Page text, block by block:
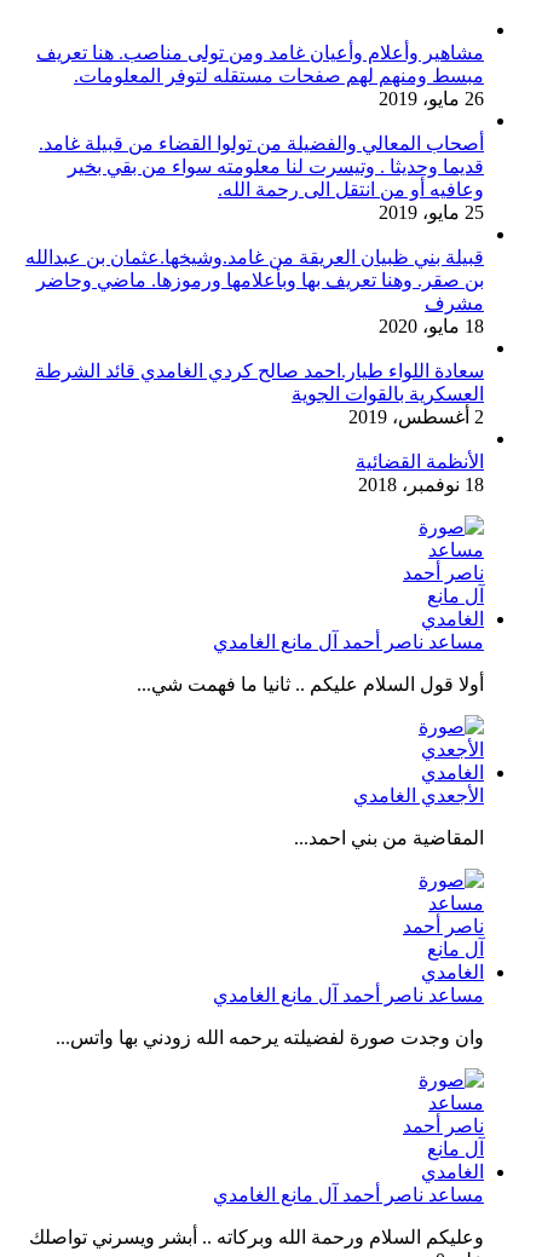
مشاهير وأعلام وأعيان غامد ومن تولى مناصب. هنا تعريف
مبسط ومنهم لهم صفحات مستقله لتوفر المعلومات.
26 مايو، 2019
أصحاب المعالي والفضيلة من تولوا القضاء من قبيلة غامد.
قديما وحديثا . وتيسرت لنا معلومته سواء من بقي بخير
وعافيه أو من انتقل الى رحمة الله.
25 مايو، 2019
قبيلة بني ظبيان العريقة من غامد.وشيخها.عثمان بن عبدالله
بن صقر. وهنا تعريف بها وبأعلامها ورموزها. ماضي وحاضر
مشرف
18 مايو، 2020
سعادة اللواء طيار.احمد صالح كردي الغامدي قائد الشرطة
العسكرية بالقوات الجوية
2 أغسطس، 2019
الأنظمة القضائية
18 نوفمبر، 2018
مساعد ناصر أحمد آل مانع الغامدي
أولا قول السلام عليكم .. ثانيا ما فهمت شي...
الأجعدي الغامدي
المقاضية من بني احمد...
مساعد ناصر أحمد آل مانع الغامدي
وان وجدت صورة لفضيلته يرحمه الله زودني بها واتس...
مساعد ناصر أحمد آل مانع الغامدي
وعليكم السلام ورحمة الله وبركاته .. أبشر ويسرني تواصلك